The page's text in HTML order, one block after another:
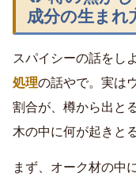
成分の生まれ
スパイシーの話をし
処理の話やで。実は
割合が、樽から出と
木の中に何が起きと
まず、オーク材の中